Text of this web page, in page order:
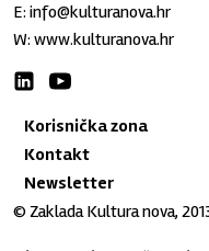
E:info@kulturanova.hr
W:www.kulturanova.hr
Korisnička zona
Kontakt
Newsletter
© Zaklada Kultura nova,